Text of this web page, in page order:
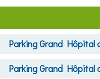
ParkingGrand Hôpital
ParkingGrand Hôpital